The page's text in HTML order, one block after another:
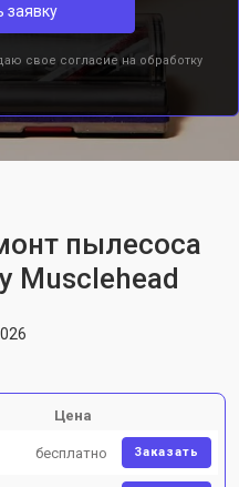
заявку
свое согласие на обработку
пылесоса
Musclehead
Цена
бесплатно Заказать